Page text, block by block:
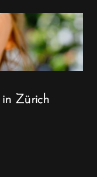
in Zürich